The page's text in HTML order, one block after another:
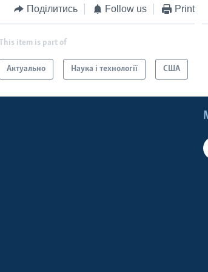
Поділитись Follow us Print
This item is part of
Актуально Наука і технології США